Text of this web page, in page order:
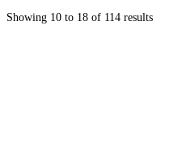
Showing 10 to 18 of 114 results